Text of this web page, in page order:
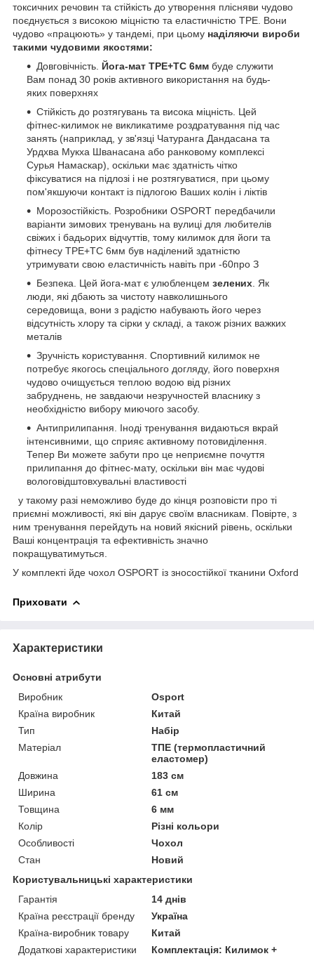
токсичних речовин та стійкість до утворення плісняви чудово
поєднується з високою міцністю та еластичністю ТРЕ. Вони
чудово «працюють» у тандемі, при цьому наділяючи вироби
такими чудовими якостями:
Довговічність. Йога-мат TPE+TC 6мм буде служити
Вам понад 30 років активного використання на будь-
яких поверхнях
Стійкість до розтягувань та висока міцність. Цей
фітнес-килимок не викликатиме роздратування під час
занять (наприклад, у зв'язці Чатуранга Дандасана та
Урдхва Мукха Шванасана або ранковому комплексі
Сурья Намаскар), оскільки має здатність чітко
фіксуватися на підлозі і не розтягуватися, при цьому
пом'якшуючи контакт із підлогою Ваших колін і ліктів
Морозостійкість. Розробники OSPORT передбачили
варіанти зимових тренувань на вулиці для любителів
свіжих і бадьорих відчуттів, тому килимок для йоги та
фітнесу TPE+TC 6мм був наділений здатністю
утримувати свою еластичність навіть при -60про З
Безпека. Цей йога-мат є улюбленцем зелених . Як
люди, які дбають за чистоту навколишнього
середовища, вони з радістю набувають його через
відсутність хлору та сірки у складі, а також різних важких
металів
Зручність користування. Спортивний килимок не
потребує якогось спеціального догляду, його поверхня
чудово очищується теплою водою від різних
забруднень, не завдаючи незручностей власнику з
необхідністю вибору миючого засобу.
Антиприлипання. Іноді тренування видаються вкрай
інтенсивними, що сприяє активному потовиділення.
Тепер Ви можете забути про це неприємне почуття
прилипання до фітнес-мату, оскільки він має чудові
вологовідштовхувальні властивості
у такому разі неможливо буде до кінця розповісти про ті
приємні можливості, які він дарує своїм власникам. Повірте, з
ним тренування перейдуть на новий якісний рівень, оскільки
Ваші концентрація та ефективність значно
покращуватимуться.
У комплекті йде чохол OSPORT із зносостійкої тканини Oxford
Приховати
Характеристики
Основні атрибути
Виробник
Osport
Країна виробник
Китай
Тип
Набір
Матеріал
ТПЕ (термопластичний
еластомер)
Довжина
183 см
Ширина
61 см
Товщина
6 мм
Колір
Різні кольори
Особливості
Чохол
Стан
Новий
Користувальницькі характеристики
Гарантія
14 днів
Країна реєстрації бренду
Україна
Країна-виробник товару
Китай
Додаткові характеристики
Комплектація: Килимок +